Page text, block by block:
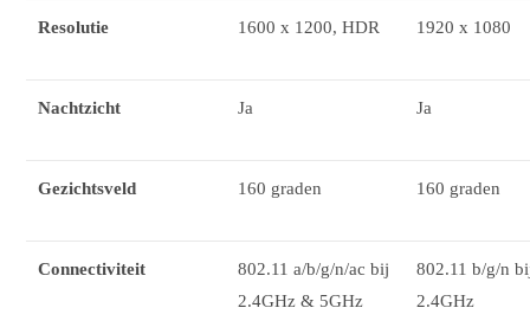
Resolutie 1600 x 1200, HDR 1920 x 1080
Nachtzicht Ja Ja
Gezichtsveld 160 graden 160 graden
Connectiviteit
802.11 a/b/g/n/ac bij
2.4GHz & 5GHz
802.11 b/g/n
2.4GHz